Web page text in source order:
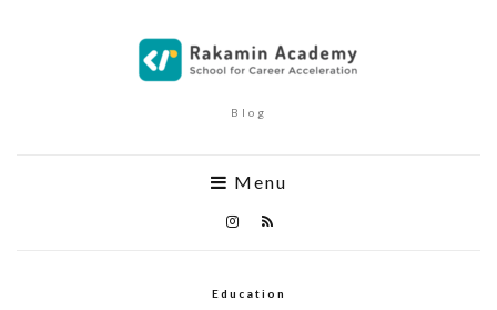
Blog
Menu
Education